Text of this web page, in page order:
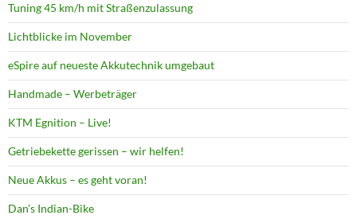
Tuning 45 km/h mit Straßenzulassung
Lichtblicke im November
eSpire auf neueste Akkutechnik umgebaut
Handmade – Werbeträger
KTM Egnition – Live!
Getriebekette gerissen – wir helfen!
Neue Akkus – es geht voran!
Dan’s Indian-Bike